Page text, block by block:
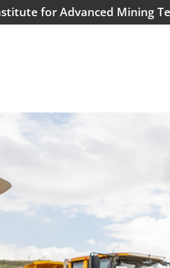
for Advanced Mining